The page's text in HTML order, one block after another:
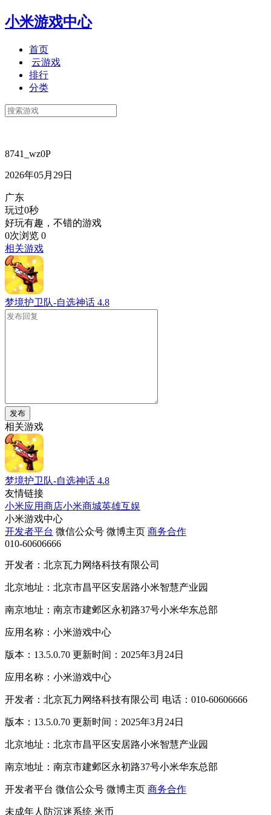
小米游戏中心
首页
云游戏
排行
分类
8741_wz0P
2026年05月29日
广东
玩过0秒
好玩有趣，不错的游戏
0次浏览 0
相关游戏
梦境护卫队-自选神话 4.8
发布
相关游戏
梦境护卫队-自选神话 4.8
友情链接
小米应用商店小米商城英雄互娱
小米游戏中心
开发者平台 微信公众号 微博主页 商务合作
010-60606666
开发者：北京瓦力网络科技有限公司
北京地址：北京市昌平区安居路小米智慧产业园
南京地址：南京市建邺区永初路37号小米华东总部
应用名称：小米游戏中心
版本：13.5.0.70 更新时间：2025年3月24日
应用名称：小米游戏中心
开发者：北京瓦力网络科技有限公司 电话：010-60606666
版本：13.5.0.70 更新时间：2025年3月24日
北京地址：北京市昌平区安居路小米智慧产业园
南京地址：南京市建邺区永初路37号小米华东总部
开发者平台 微信公众号 微博主页 商务合作
未成年人防沉迷系统 米币